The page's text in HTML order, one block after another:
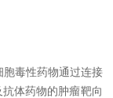
毒性药物通过连接
体药物的肿瘤靶向